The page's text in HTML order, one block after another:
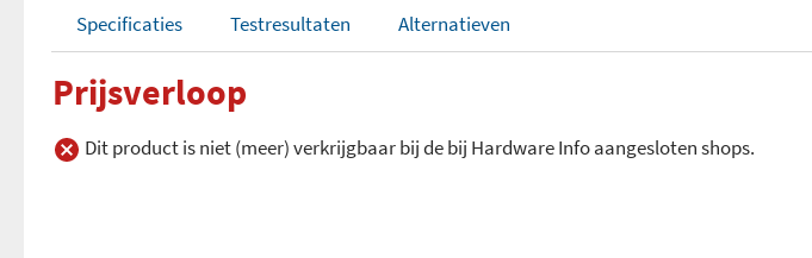
Specificaties Testresultaten Alternatieven
Prijsverloop
Dit product is niet (meer) verkrijgbaar bij de bij Hardware Info aangesloten shops.